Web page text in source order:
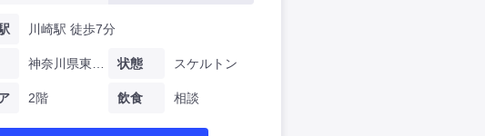
川崎駅 徒歩7分
2階
状態 スケルトン
飲食 相談